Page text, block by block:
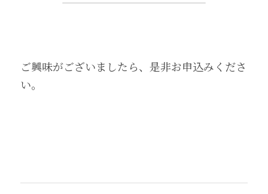
ご興味がございましたら、是非お申込みくださ
い。